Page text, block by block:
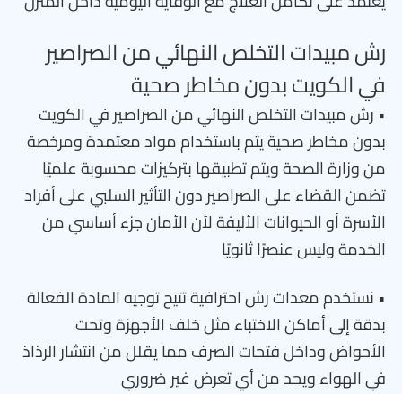
رش مبيدات التخلص النهائي من الصراصير
في الكويت بدون مخاطر صحية
• رش مبيدات التخلص النهائي من الصراصير في الكويت
بدون مخاطر صحية يتم باستخدام مواد معتمدة ومرخصة
من وزارة الصحة ويتم تطبيقها بتركيزات محسوبة علميًا
تضمن القضاء على الصراصير دون التأثير السلبي على أفراد
الأسرة أو الحيوانات الأليفة لأن الأمان جزء أساسي من
الخدمة وليس عنصرًا ثانويًا
• نستخدم معدات رش احترافية تتيح توجيه المادة الفعالة
بدقة إلى أماكن الاختباء مثل خلف الأجهزة وتحت
الأحواض وداخل فتحات الصرف مما يقلل من انتشار الرذاذ
في الهواء ويحد من أي تعرض غير ضروري